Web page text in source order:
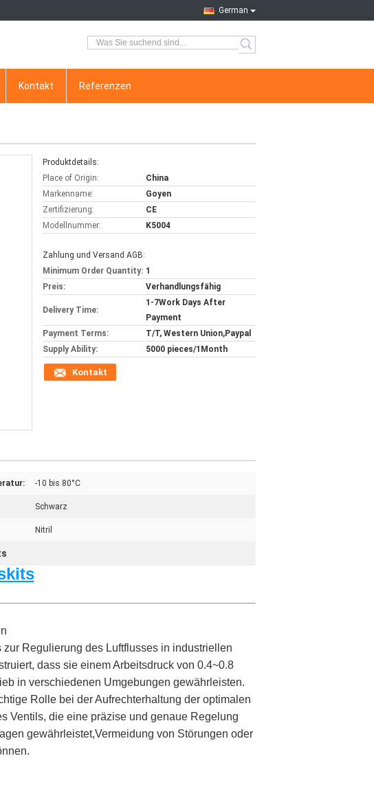
German
Kontakt Referenzen
Produktdetails:
Place of Origin:
China
Markenname:
Goyen
Zertifizierung:
CE
Modellnummer:
K5004
Zahlung und Versand AGB:
Minimum Order Quantity: 1
Preis:
Verhandlungsfähig
Delivery Time:
1-7Work Days After
Payment
Payment Terms:
T/T, Western Union,Paypal
Supply Ability:
5000 pieces/1Month
Kontakt
-10 bis 80°C
Schwarz
Nitril
Regulierung des Luftflusses in industriellen
dass sie einem Arbeitsdruck von 0.4~0.8
in verschiedenen Umgebungen gewährleisten.
Rolle bei der Aufrechterhaltung der optimalen
Ventils, die eine präzise und genaue Regelung
gewährleistet,Vermeidung von Störungen oder